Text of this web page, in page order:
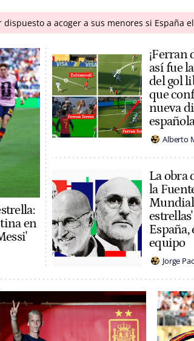
dispuesto a acoger a sus menores si España
en
¡Ferran
así fue
del gol
que
nueva
Alberto
La obra
la
Mundial
equipo
Jorge